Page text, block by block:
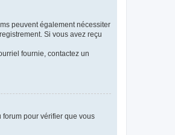
peuvent également nécessiter
Si vous avez reçu
fournie, contactez un
forum pour vérifier que vous